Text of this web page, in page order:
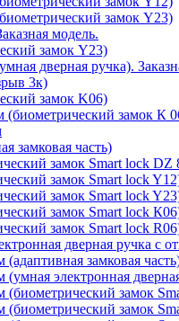
замок Y23)
модель.
замок Y23)
дверная ручка).
3к)
замок K06)
(биометрический замок К
замковая часть)
замок Smart lock DZ
замок Smart lock
замок Smart lock
замок Smart lock
замок Smart lock
дверная ручка с
замковая
(умная электронная
(биометрический замок
(биометрический замок